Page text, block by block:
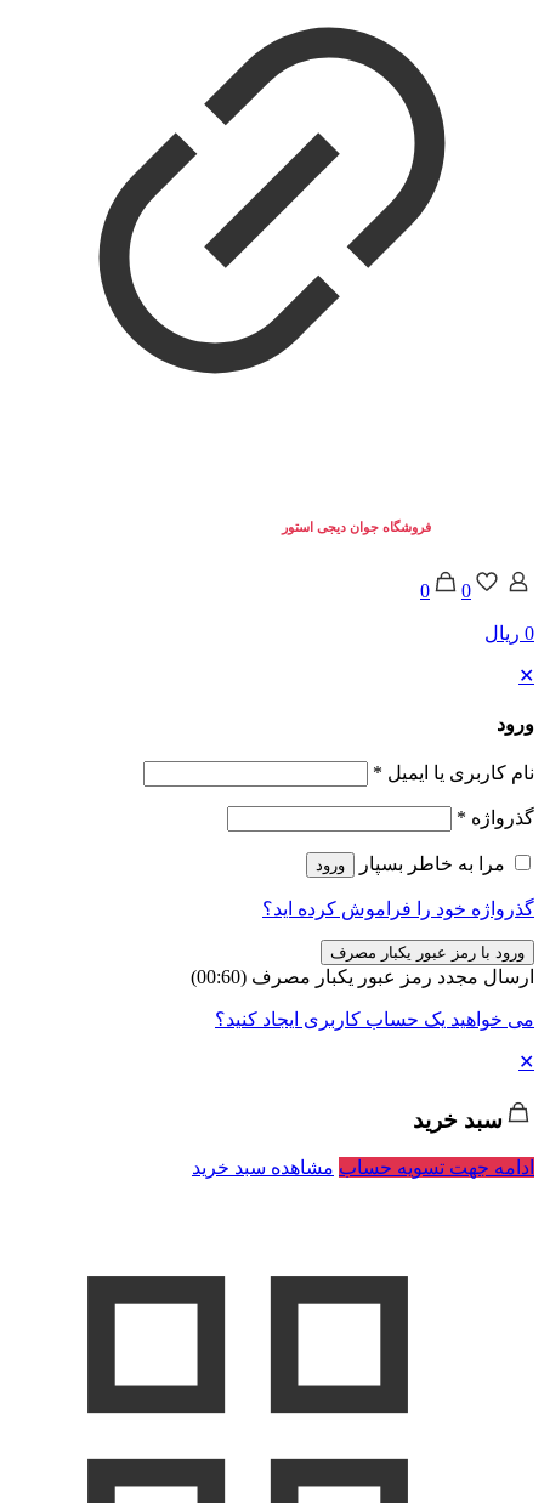
فروشگاه جوان دیجی استور
0
0
0 ریال
✕
ورود
نام کاربری یا ایمیل *
گذرواژه *
مرا به خاطر بسپار ورود
گذرواژه خود را فراموش کرده اید؟
ورود با رمز عبور یکبار مصرف
ارسال مجدد رمز عبور یکبار مصرف (00:
60
)
می خواهید یک حساب کاربری ایجاد کنید؟
✕
سبد خرید
ادامه جهت تسویه حساب مشاهده سبد خرید